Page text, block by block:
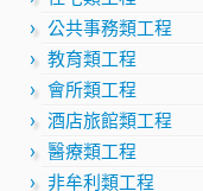
公共事務類工程
教育類工程
會所類工程
酒店旅館類工程
醫療類工程
非牟利類工程